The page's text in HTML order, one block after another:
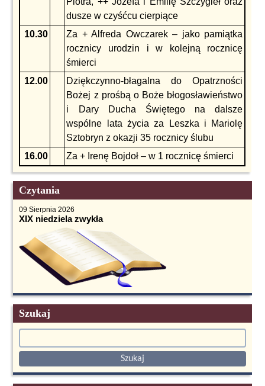
dusze w czyśćcu cierpiące
10.30
Za + Alfreda Owczarek – jako pamiątka
rocznicy urodzin i w kolejną rocznicę
śmierci
12.00
Dziękczynno-błagalna do Opatrzności
Bożej z prośbą o Boże błogosławieństwo
i Dary Ducha Świętego na dalsze
wspólne lata życia za Leszka i Mariolę
Sztobryn z okazji 35 rocznicy ślubu
16.00
Za + Irenę Bojdoł – w 1 rocznicę śmierci
Czytania
09 Sierpnia 2026
XIX niedziela zwykła
Szukaj